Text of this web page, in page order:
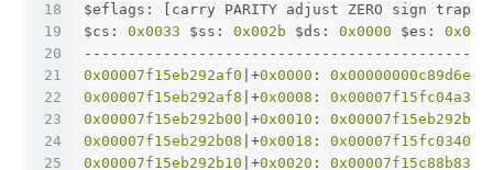
18
19
20
21
22
23
24
25
$eflags: [carry PARITY adjust ZERO sign trap
$cs: 0x0033 $ss: 0x002b $ds: 0x0000 $es:
0x00007f15eb292af0 |+0x0000 : 0x00000000c89d6e90
0x00007f15eb292af8 |+0x0008 : 0x00007f15fc04a358
0x00007f15eb292b00 |+0x0010 : 0x00007f15eb292b20
0x00007f15eb292b08 |+0x0018 : 0x00007f15fc03400a
0x00007f15eb292b10 |+0x0020 : 0x00007f15c88b8330